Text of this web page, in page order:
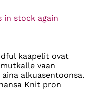
in stock again
kaapelit ovat
vaan
alkuasentoonsa.
Knit pron